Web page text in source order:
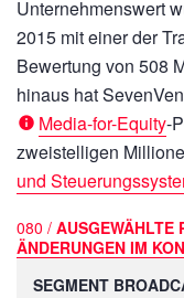
Unternehmenswert
2015 mit einer der
Bewertung von 508
hinaus hat
Media-for-Equity-
zweistelligen
und
080 / AUSGEWÄHLTE
NDERUNGEN IM
SEGMENT